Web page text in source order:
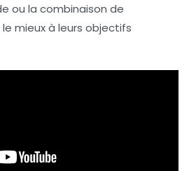
ou la combinaison de
mieux à leurs objectifs